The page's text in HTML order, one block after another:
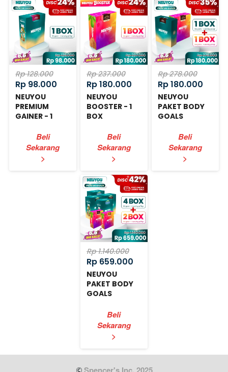
Rp 128.000
Rp 98.000
NEUYOU
PREMIUM
GAINER - 1
`
Beli
Sekarang
>
Rp 237.000
Rp 180.000
NEUYOU
BOOSTER - 1
BOX
`
Beli
Sekarang
>
Rp 278.000
Rp 180.000
NEUYOU
PAKET BODY
GOALS
`
Beli
Sekarang
>
Rp 1.140.000
Rp 659.000
NEUYOU
PAKET BODY
GOALS
`
Beli
Sekarang
>